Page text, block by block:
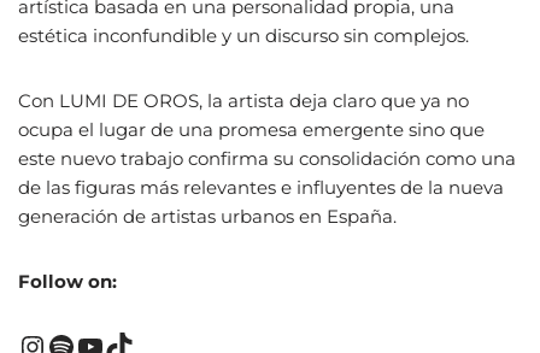
artística basada en una personalidad propia, una
estética inconfundible y un discurso sin complejos.
Con LUMI DE OROS, la artista deja claro que ya no
ocupa el lugar de una promesa emergente sino que
este nuevo trabajo confirma su consolidación como una
de las figuras más relevantes e influyentes de la nueva
generación de artistas urbanos en España.
Follow on: